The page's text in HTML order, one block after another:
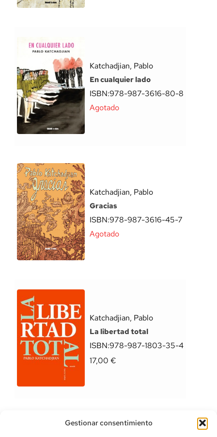
Gestionar consentimiento
Katchadjian, Pablo
En cualquier lado
ISBN:978-987-3616-80-8
Agotado
Katchadjian, Pablo
Gracias
ISBN:978-987-3616-45-7
Agotado
Katchadjian, Pablo
La libertad total
ISBN:978-987-1803-35-4
17,00 €